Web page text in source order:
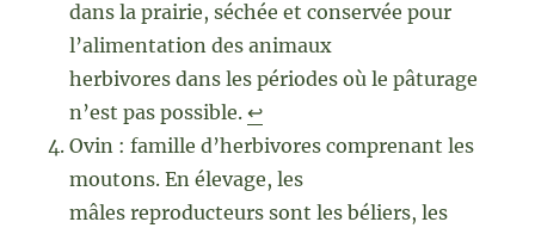
dans la prairie, séchée et conservée pour
l’alimentation des animaux
herbivores dans les périodes où le pâturage
n’est pas possible. ↩︎
Ovin : famille d’herbivores comprenant les
moutons. En élevage, les
mâles reproducteurs sont les béliers, les